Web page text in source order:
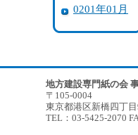
0201年01月
地方建設専門紙の会
〒105-0004
東京都港区新橋四丁
TEL：03-5425-2070